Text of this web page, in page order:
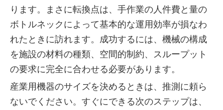
ります。まさに転換点は、手作業の人件費と量の
ボトルネックによって基本的な運用効率が損なわ
れたときに訪れます。成功するには、機械の構成
を施設の材料の種類、空間的制約、スループット
の要求に完全に合わせる必要があります。
産業用機器のサイズを決めるときは、推測に頼ら
ないでください。すぐにできる次のステップは、